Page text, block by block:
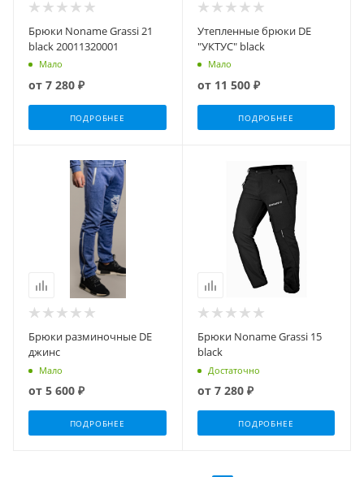
Брюки Noname Grassi 21
black 20011320001
Мало
от 7 280 ₽
ПОДРОБНЕЕ
Утепленные брюки DE
"УКТУС" black
Мало
от 11 500 ₽
ПОДРОБНЕЕ
Брюки разминочные DE
джинс
Мало
от 5 600 ₽
ПОДРОБНЕЕ
Брюки Noname Grassi 15
black
Достаточно
от 7 280 ₽
ПОДРОБНЕЕ